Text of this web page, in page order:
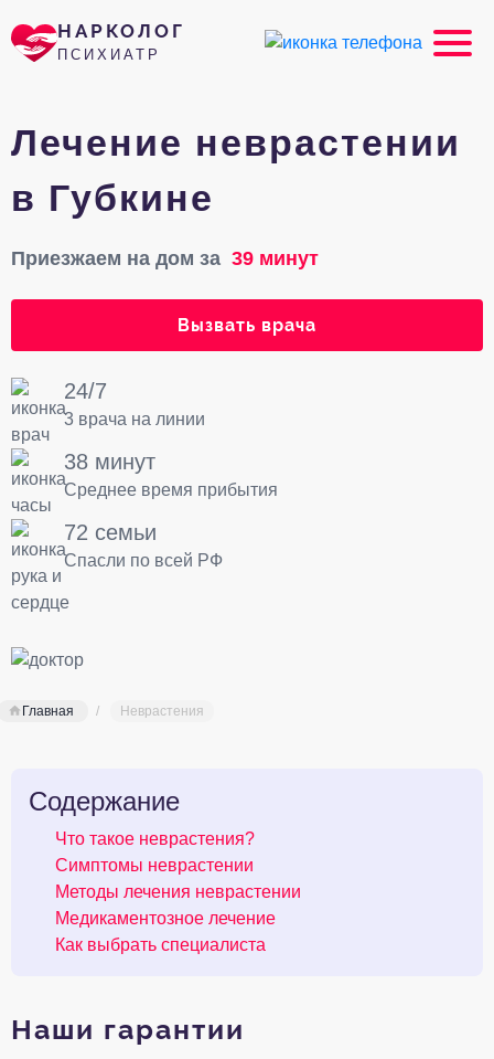
НАРКОЛОГ
ПСИХИАТР
Лечение неврастении
в Губкине
Приезжаем на дом за 39 минут
Вызвать врача
24/7
3 врача на линии
38 минут
Среднее время прибытия
72 семьи
Спасли по всей РФ
Главная Неврастения
Содержание
Что такое неврастения?
Симптомы неврастении
Методы лечения неврастении
Медикаментозное лечение
Как выбрать специалиста
Наши гарантии